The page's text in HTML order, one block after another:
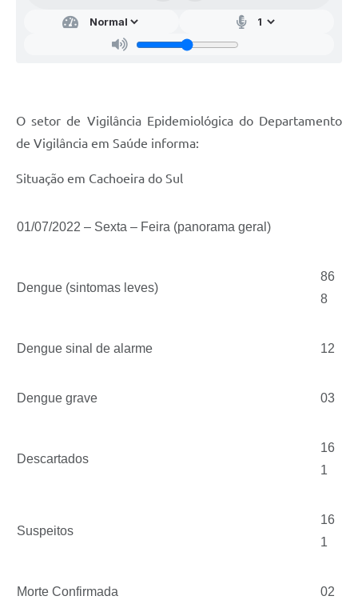
Galeria de Vídeos
Gabinetes e Secretarias
Links
Serviços Online
O setor de Vigilância Epidemiológica do Departamento
de Vigilância em Saúde informa:
Situação em Cachoeira do Sul
01/07/2022 – Sexta – Feira (panorama geral)
Dengue (sintomas leves)
86
8
Dengue sinal de alarme 12
Dengue grave 03
Descartados
16
1
Suspeitos
16
1
Morte Confirmada 02